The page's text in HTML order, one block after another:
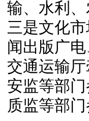
输、水利
三是文化
闻出版广
交通运输
安监等部
质监等部门